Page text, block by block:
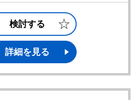
検討する
詳細を見る